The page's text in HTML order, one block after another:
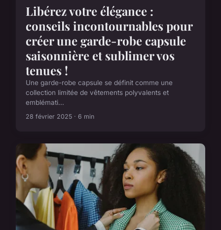
Libérez votre élégance :
conseils incontournables pour
créer une garde-robe capsule
saisonnière et sublimer vos
tenues !
Une garde-robe capsule se définit comme une
collection limitée de vêtements polyvalents et
emblémati...
28 février 2025 · 6 min